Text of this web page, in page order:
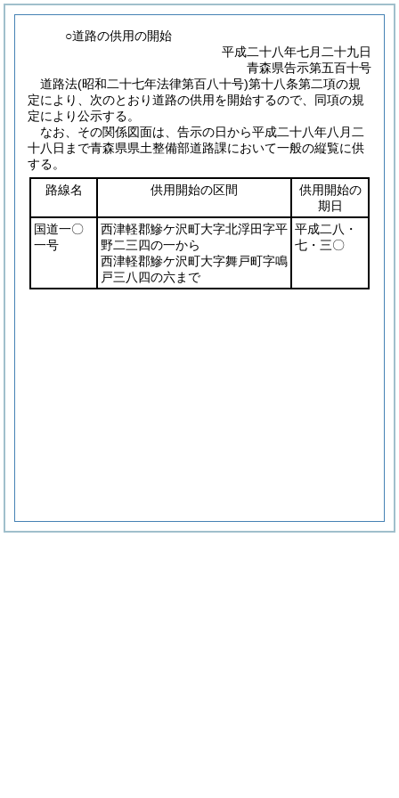
○道路の供用の開始
平成二十八年七月二十九日
青森県告示第五百十号
道路法(昭和二十七年法律第百八十号)第十八条第二項の規
定により、次のとおり道路の供用を開始するので、同項の規
定により公示する。
なお、その関係図面は、告示の日から平成二十八年八月二
十八日まで青森県県土整備部道路課において一般の縦覧に供
する。
路線名
供用開始の区間
供用開始の
期日
国道一〇
一号
西津軽郡鰺ケ沢町大字北浮田字平
野二三四の一から
西津軽郡鰺ケ沢町大字舞戸町字鳴
戸三八四の六まで
平成二八・
七・三〇